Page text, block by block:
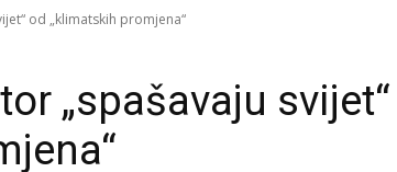
od „klimatskih promjena“
„spašavaju svijet“